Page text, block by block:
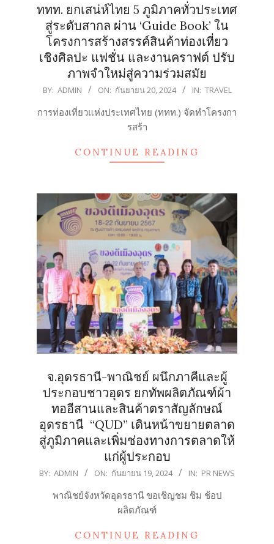
ททท. ยกเสน่ห์ไทย 5 ภูมิภาคทั่วประเทศ
สู่ระดับสากล ผ่าน ‘Guide Book’ ใน
โครงการสร้างสรรค์สินค้าท่องเที่ยว
เชิงศิลปะ แฟชั่น และงานคราฟต์ ปรับ
ภาพจำใหม่สู่ความร่วมสมัย
2024-
20
BY: ADMIN ON: กันยายน 20, 2024 IN: TRAVEL
การท่องเที่ยวแห่งประเทศไทย (ททท.) จัดทำโครงกา
รสร้า
CONTINUE READING
จ.อุดรธานี-พาณิชย์ ผนึกภาคีและผู้
ประกอบชาวอุดร ยกทัพผลิตภัณฑ์ผ้า
ทออีสานและสินค้าตราสัญลักษณ์
อุดรธานี “QUD” เดินหน้าขยายตลาด
สู่ภูมิภาคและเพิ่มช่องทางการตลาดให้
แก่ผู้ประกอบ
2024-
BY: ADMIN ON: กันยายน 19, 2024 IN: PR NEWS
พาณิชย์จังหวัดอุดรธานี ขอเชิญชม ชิม ช้อป
ผลิตภัณฑ์
CONTINUE READING